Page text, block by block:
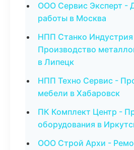
ООО Сервис Эксперт -
работы в Москва
НПП Станко
Производство
в Липецк
НПП Техно Сервис -
мебели в Хабаровск
ПК Комплект Центр -
оборудования в
ООО Строй Архи -